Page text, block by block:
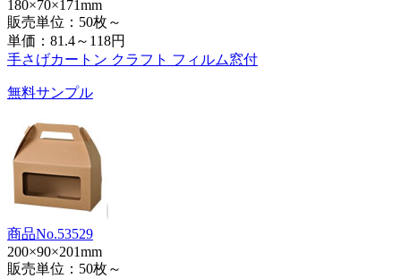
180×70×171mm
販売単位：50枚～
単価： 81.4～118円
手さげカートン クラフト フィルム窓付
無料サンプル
商品No.53529
200×90×201mm
販売単位：50枚～